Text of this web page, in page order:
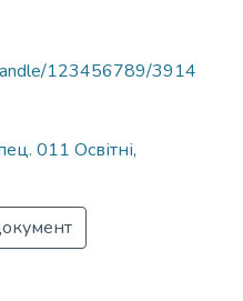
123456789/3914
011 Освітні,